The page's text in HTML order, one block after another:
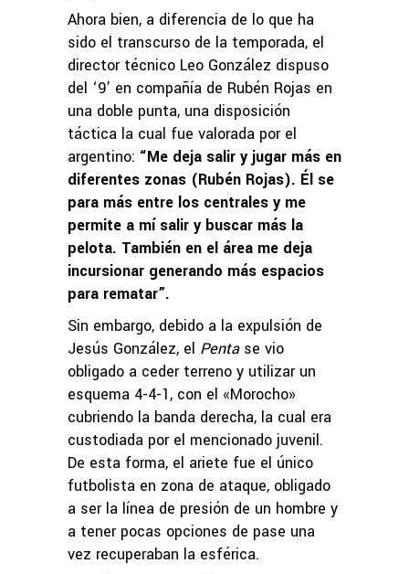
Ahora bien, a diferencia de lo que ha
sido el transcurso de la temporada, el
director técnico Leo González dispuso
del ‘9’ en compañía de Rubén Rojas en
una doble punta, una disposición
táctica la cual fue valorada por el
argentino: “Me deja salir y jugar más en
diferentes zonas (Rubén Rojas). Él se
para más entre los centrales y me
permite a mí salir y buscar más la
pelota. También en el área me deja
incursionar generando más espacios
para rematar”.
Sin embargo, debido a la expulsión de
Jesús González, el Pentase vio
obligado a ceder terreno y utilizar un
esquema 4-4-1, con el «Morocho»
cubriendo la banda derecha, la cual era
custodiada por el mencionado juvenil.
De esta forma, el ariete fue el único
futbolista en zona de ataque, obligado
a ser la línea de presión de un hombre y
a tener pocas opciones de pase una
vez recuperaban la esférica.